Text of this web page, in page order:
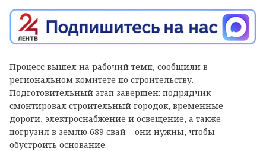
Процесс вышел на рабочий темп, сообщили в
региональном комитете по строительству.
Подготовительный этап завершен: подрядчик
смонтировал строительный городок, временные
дороги, электроснабжение и освещение, а также
погрузил в землю 689 свай – они нужны, чтобы
обустроить основание.